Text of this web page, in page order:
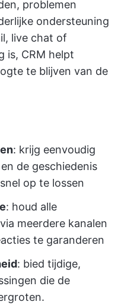
problemen
ondersteuning
live chat of
is, CRM helpt
te blijven van de
: krijg eenvoudig
de geschiedenis
op te lossen
: houd alle
meerdere kanalen
te garanderen
: bied tijdige,
die de